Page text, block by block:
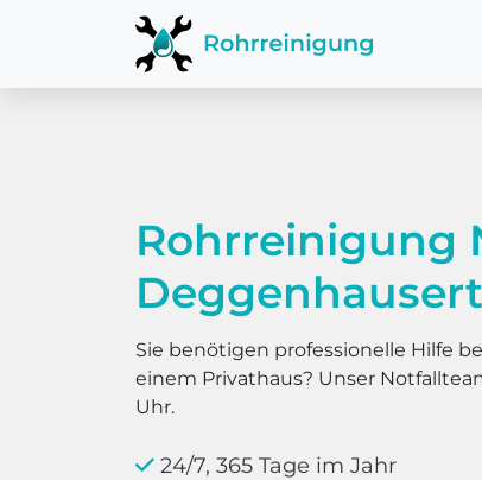
Rohrreinigung
Sie benötigen professionelle Hilfe
einem Privathaus? Unser
Uhr.
24/7, 365 Tage im Jahr